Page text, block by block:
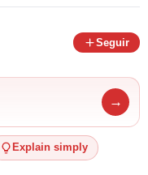
Seguir
→
Explain simply